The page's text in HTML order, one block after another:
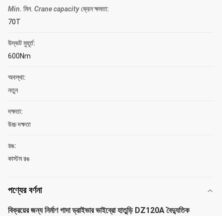
Min. মিন. Crane capacityক্রেন ক্ষমতা:
70T
উদ্ভট মুহূর্ত:
600Nm
অবস্থা:
নতুন
দক্ষতা:
উচ্চ দক্ষতা
রঙ:
কাস্টম রঙ
পণ্যের বর্ণনা
বিক্রয়ের জন্য নির্মাণ গাদা ড্রাইভার ভাইব্রো হাতুড়ি DZ120A বৈদ্যুতিক